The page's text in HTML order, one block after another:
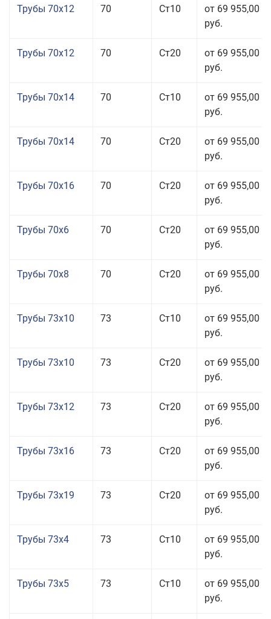
Трубы 70x12 70 Ст10
от 69 955,00
руб.
Трубы 70x12 70 Ст20
от 69 955,00
руб.
Трубы 70x14 70 Ст10
от 69 955,00
руб.
Трубы 70x14 70 Ст20
от 69 955,00
руб.
Трубы 70x16 70 Ст20
от 69 955,00
руб.
Трубы 70x6 70 Ст20
от 69 955,00
руб.
Трубы 70x8 70 Ст20
от 69 955,00
руб.
Трубы 73x10 73 Ст10
от 69 955,00
руб.
Трубы 73x10 73 Ст20
от 69 955,00
руб.
Трубы 73x12 73 Ст20
от 69 955,00
руб.
Трубы 73x16 73 Ст20
от 69 955,00
руб.
Трубы 73x19 73 Ст20
от 69 955,00
руб.
Трубы 73x4 73 Ст10
от 69 955,00
руб.
Трубы 73x5 73 Ст10
от 69 955,00
руб.